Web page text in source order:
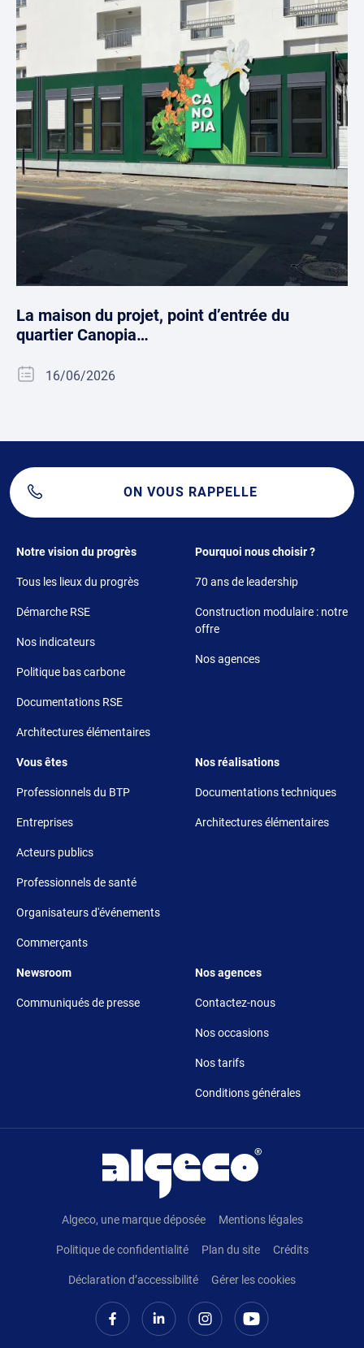
La maison du projet, point d’entrée du
quartier Canopia…
16/06/2026
ON VOUS RAPPELLE
Footer 1
Notre vision du progrès
Tous les lieux du progrès
Démarche RSE
Nos indicateurs
Politique bas carbone
Documentations RSE
Architectures élémentaires
Footer 2
Pourquoi nous choisir ?
70 ans de leadership
Construction modulaire : notre
offre
Nos agences
Footer 3
Vous êtes
Professionnels du BTP
Entreprises
Acteurs publics
Professionnels de santé
Organisateurs d'événements
Commerçants
Footer 4
Nos réalisations
Documentations techniques
Architectures élémentaires
Footer 5
Newsroom
Communiqués de presse
Footer 6
Nos agences
Contactez-nous
Nos occasions
Nos tarifs
Conditions générales
Algeco, une marque déposée Mentions légales
Politique de confidentialité Plan du site Crédits
Déclaration d’accessibilité Gérer les cookies